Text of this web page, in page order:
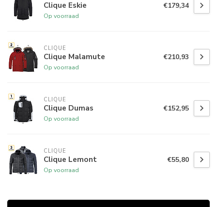
Clique Eskie
Op voorraad
€179,34
CLIQUE
Clique Malamute
Op voorraad
€210,93
CLIQUE
Clique Dumas
Op voorraad
€152,95
CLIQUE
Clique Lemont
Op voorraad
€55,80